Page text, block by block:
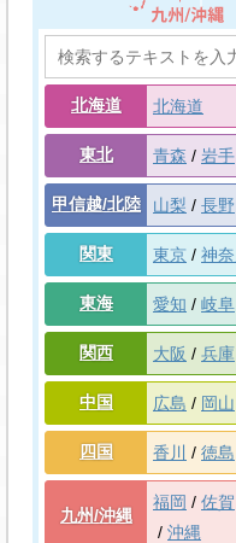
北海道 北海道
東北 青森 岩手
甲信越/北陸 山梨 長野
関東 東京 神
東海 愛知 岐阜
関西 大阪 兵庫
中国 広島 岡山
四国 香川 徳島
九州/沖縄
福岡 佐賀
沖縄